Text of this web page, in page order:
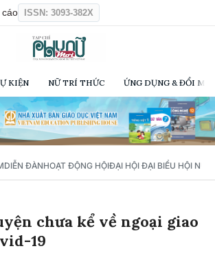
cáo ISSN: 3093-382X
KIỆN NỮ TRÍ THỨC ỨNG DỤNG & ĐỔI
DIỄN ĐÀNHOẠT ĐỘNG HỘIĐẠI HỘI ĐẠI BIỂU HỘI NỮ
chưa kể về ngoại giao
19